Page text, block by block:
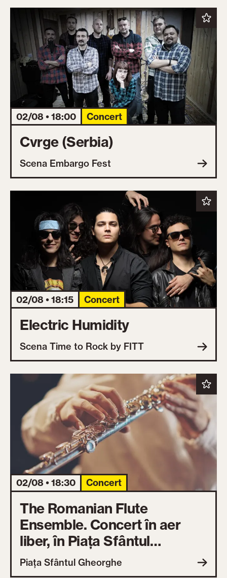
02/08 • 18:00 Concert
Cvrge (Serbia)
Scena Embargo Fest
02/08 • 18:15 Concert
Electric Humidity
Scena Time to Rock by FITT
02/08 • 18:30 Concert
The Romanian Flute
Ensemble. Concert în aer
liber, în Piața Sfântul
Gheorghe
Piața Sfântul Gheorghe